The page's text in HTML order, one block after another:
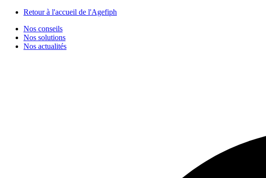
Retour à l'accueil de l'Agefiph
Nos conseils
Nos solutions
Nos actualités